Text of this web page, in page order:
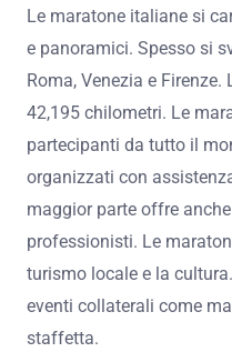
Le maratone italiane si
e panoramici. Spesso si
Roma, Venezia e
42,195 chilometri. Le
partecipanti da tutto il
organizzati con
maggior parte offre
professionisti. Le
turismo locale e la
eventi collaterali come
staffetta.